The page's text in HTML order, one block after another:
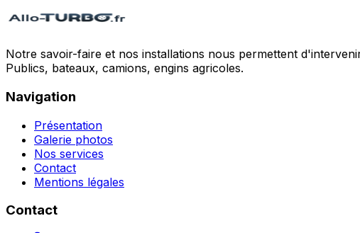
Notre savoir-faire et nos installations nous permettent
Publics, bateaux, camions, engins agricoles.
Navigation
Présentation
Galerie photos
Nos services
Contact
Mentions légales
Contact